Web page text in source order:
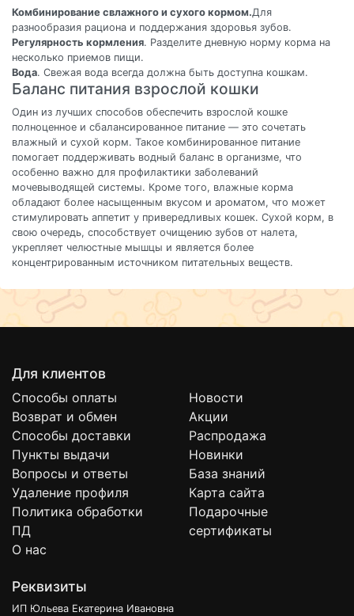
Комбинирование свлажного и сухого кормом.Для
разнообразия рациона и поддержания здоровья зубов.
Регулярность кормления. Разделите дневную норму корма на
несколько приемов пищи.
Вода. Свежая вода всегда должна быть доступна кошкам.
Баланс питания взрослой кошки
Один из лучших способов обеспечить взрослой кошке
полноценное и сбалансированное питание — это сочетать
влажный и сухой корм. Такое комбинированное питание
помогает поддерживать водный баланс в организме, что
особенно важно для профилактики заболеваний
мочевыводящей системы. Кроме того, влажные корма
обладают более насыщенным вкусом и ароматом, что может
стимулировать аппетит у привередливых кошек. Сухой корм, в
свою очередь, способствует очищению зубов от налета,
укрепляет челюстные мышцы и является более
концентрированным источником питательных веществ.
Для клиентов
Способы оплаты
Возврат и обмен
Способы доставки
Пункты выдачи
Вопросы и ответы
Удаление профиля
Политика обработки
ПД
О нас
Новости
Акции
Распродажа
Новинки
База знаний
Карта сайта
Подарочные
сертификаты
Реквизиты
ИП Юльева Екатерина Ивановна